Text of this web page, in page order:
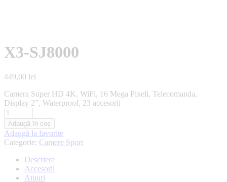
X3-SJ8000
449,00 lei
Camera Super HD 4K, WiFi, 16 Mega Pixeli, Telecomanda,
Display 2”, Waterproof, 23 accesorii
Adaugă în coș
Adaugă la favorite
Categorie: Camere Sport
Descriere
Accesorii
Atuuri